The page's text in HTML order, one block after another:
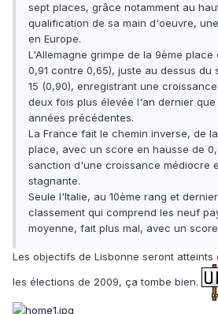
sept places, grâce notamment au
qualification de sa main d'oeuvre,
en Europe.
L'Allemagne grimpe de la 9ème
0,91 contre 0,65), juste au dessus du
15 (0,90), enregistrant une
deux fois plus élevée l'an dernier
années précédentes.
La France fait le chemin inverse, de
place, avec un score en hausse de
sanction d'une croissance médiocre
stagnante.
Seule l'Italie, au 10ème rang et
classement qui comprend les neuf
moyenne, fait plus mal, avec un
Les objectifs de Lisbonne seront
les élections de 2009, ça tombe bien.